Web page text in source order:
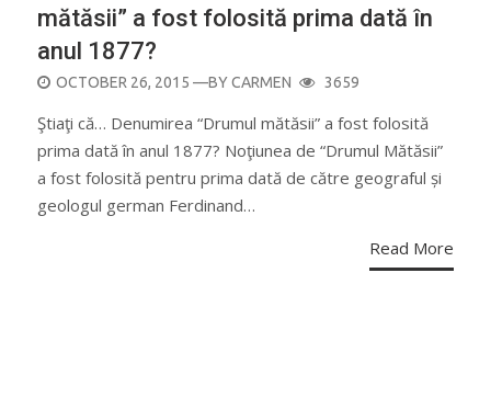
mătăsii” a fost folosită prima dată în
anul 1877?
POSTED
OCTOBER 26, 2015 —BYCARMEN 3659
Ştiaţi că… Denumirea “Drumul mătăsii” a fost folosită
prima dată în anul 1877? Noţiunea de “Drumul Mătăsii”
a fost folosită pentru prima dată de către geograful și
geologul german Ferdinand…
Read More